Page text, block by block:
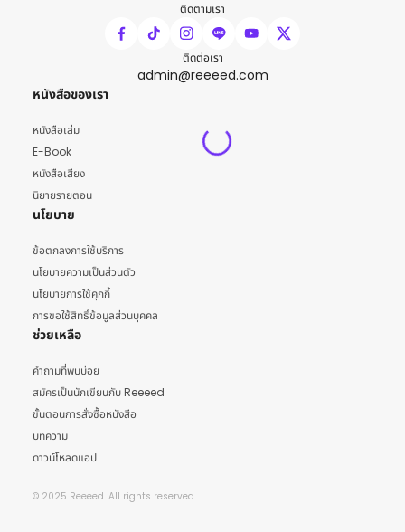
ติดตามเรา
ติดต่อเรา
admin@reeeed.com
หนังสือของเรา
หนังสือเล่ม
E-Book
หนังสือเสียง
นิยายรายตอน
นโยบาย
ข้อตกลงการใช้บริการ
นโยบายความเป็นส่วนตัว
นโยบายการใช้คุกกี้
การขอใช้สิทธิ์ข้อมูลส่วนบุคคล
ช่วยเหลือ
คำถามที่พบบ่อย
สมัครเป็นนักเขียนกับ Reeeed
ขั้นตอนการสั่งซื้อหนังสือ
บทความ
ดาวน์โหลดแอป
© 2025 Reeeed. All rights reserved.